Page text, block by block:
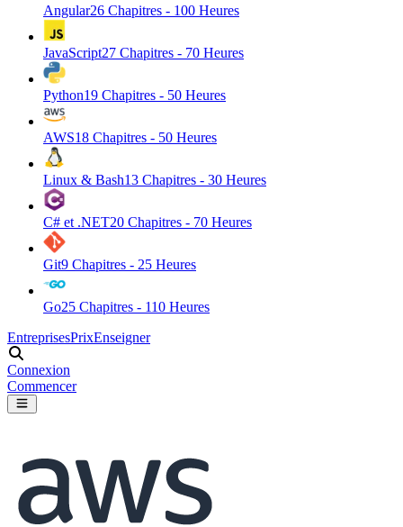
Angular26 Chapitres - 100 Heures
JavaScript27 Chapitres - 70 Heures
Python19 Chapitres - 50 Heures
AWS18 Chapitres - 50 Heures
Linux & Bash13 Chapitres - 30 Heures
C# et .NET20 Chapitres - 70 Heures
Git9 Chapitres - 25 Heures
Go25 Chapitres - 110 Heures
EntreprisesPrixEnseigner
Connexion
Commencer